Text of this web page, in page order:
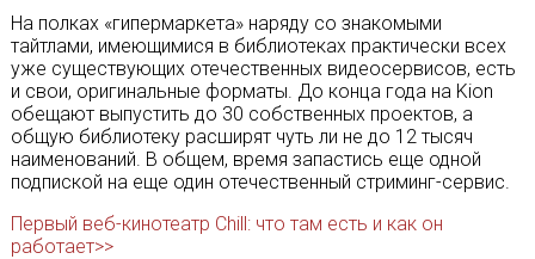
На полках «гипермаркета» наряду со знакомыми
тайтлами, имеющимися в библиотеках практически всех
уже существующих отечественных видеосервисов, есть
и свои, оригинальные форматы. До конца года на Kion
обещают выпустить до 30 собственных проектов, а
общую библиотеку расширят чуть ли не до 12 тысяч
наименований. В общем, время запастись еще одной
подпиской на еще один отечественный стриминг-сервис.
Первый веб-кинотеатр Chill: что там есть и как он
работает>>